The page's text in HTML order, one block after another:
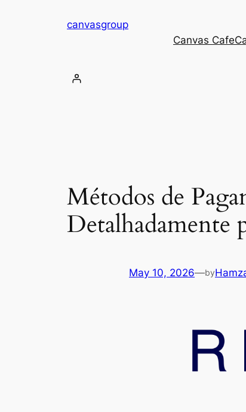
canvasgroup
Canvas Cafe
Métodos de
Detalhadamente
May 10, 2026—by